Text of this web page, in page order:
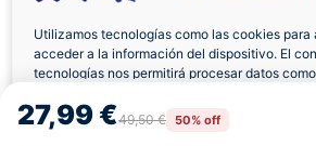
Utilizamos tecnologías como las cookies para
acceder a la información del dispositivo. El
tecnologías nos permitirá procesar datos
retirar el consentimiento, puede afectar
características y funciones.
Rechazar
27,99 €49,50 € 50% off
Envíos a Domicilio